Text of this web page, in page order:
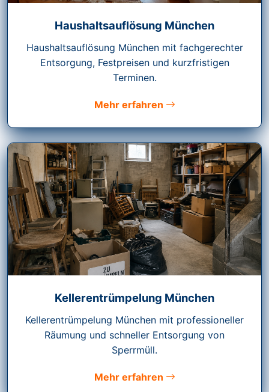
Haushaltsauflösung München
Haushaltsauflösung München mit fachgerechter
Entsorgung, Festpreisen und kurzfristigen
Terminen.
Mehr erfahren
Kellerentrümpelung München
Kellerentrümpelung München mit professioneller
Räumung und schneller Entsorgung von
Sperrmüll.
Mehr erfahren